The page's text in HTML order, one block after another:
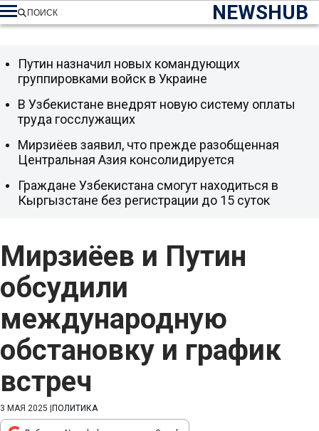
NEWSHUB
ПОИСК
Мирзиёев и Путин
обсудили
международную
обстановку и график
встреч
3 МАЯ 2025 ПОЛИТИКА
Путин назначил новых командующих
группировками войск в Украине
В Узбекистане внедрят новую систему оплаты
труда госслужащих
Мирзиёев заявил, что прежде разобщенная
Центральная Азия консолидируется
Граждане Узбекистана смогут находиться в
Кыргызстане без регистрации до 15 суток